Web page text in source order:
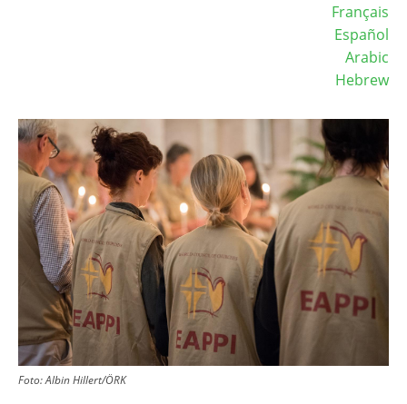
Français
Español
Arabic
Hebrew
Image
Foto:Albin Hillert/ÖRK